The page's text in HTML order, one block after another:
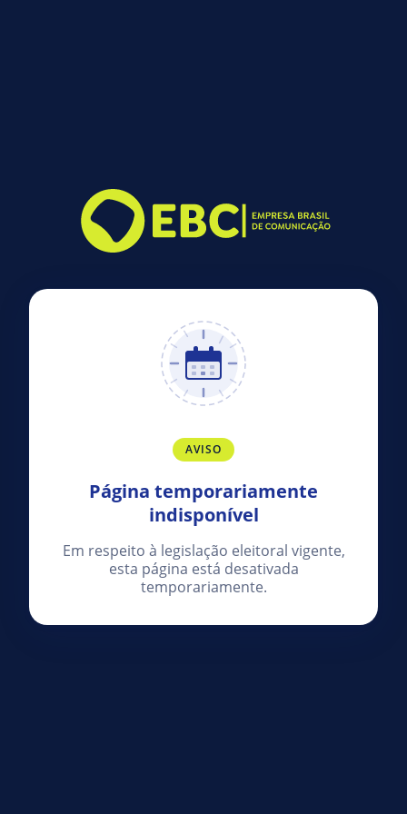
AVISO
Página temporariamente
indisponível
Em respeito à legislação eleitoral vigente,
esta página está desativada
temporariamente.